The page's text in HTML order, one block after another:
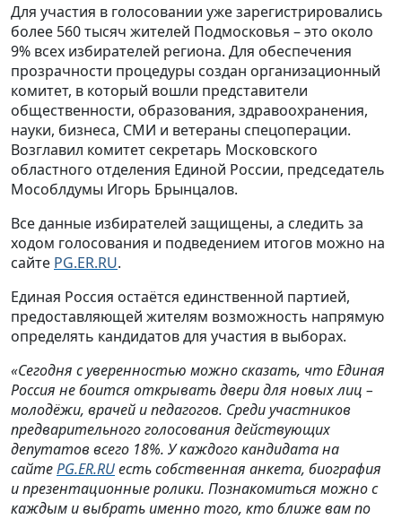
Для участия в голосовании уже зарегистрировались
более 560 тысяч жителей Подмосковья – это около
9% всех избирателей региона. Для обеспечения
прозрачности процедуры создан организационный
комитет, в который вошли представители
общественности, образования, здравоохранения,
науки, бизнеса, СМИ и ветераны спецоперации.
Возглавил комитет секретарь Московского
областного отделения Единой России, председатель
Мособлдумы Игорь Брынцалов.
Все данные избирателей защищены, а следить за
ходом голосования и подведением итогов можно на
сайте PG.ER.RU.
Единая Россия остаётся единственной партией,
предоставляющей жителям возможность напрямую
определять кандидатов для участия в выборах.
«Сегодня с уверенностью можно сказать, что Единая
Россия не боится открывать двери для новых лиц –
молодёжи, врачей и педагогов. Среди участников
предварительного голосования действующих
депутатов всего 18%. У каждого кандидата на
сайтеPG.ER.RUесть собственная анкета, биография
и презентационные ролики. Познакомиться можно с
каждым и выбрать именно того, кто ближе вам по